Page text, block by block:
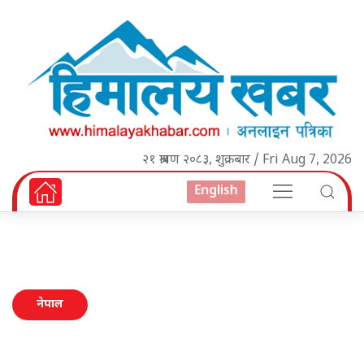
२१ श्रावण २०८३, शुक्रबार / Fri Aug 7, 2026
English
नेपाल